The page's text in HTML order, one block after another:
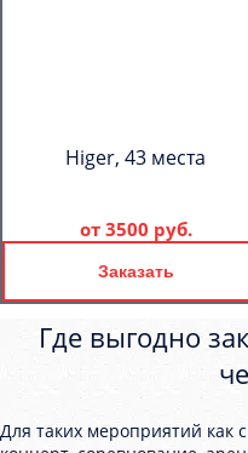
Higer, 43 места
от 3500 руб.
Заказать
Где выгодно
Для таких мероприятий как